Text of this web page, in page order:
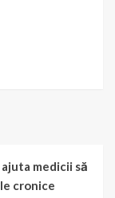
medicii să
cronice